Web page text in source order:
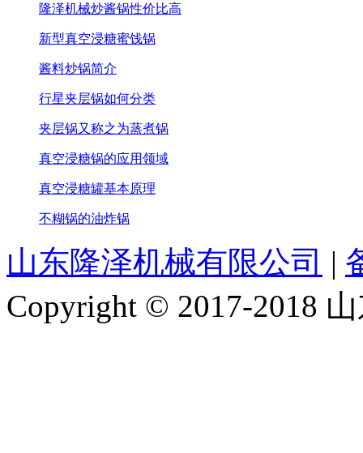
隆泽机械炒酱锅性价比高
新型真空浸糖蜜饯锅
酱料炒锅简介
行星夹层锅如何分类
夹层锅又称之为蒸煮锅
真空浸糖锅的应用领域
真空浸糖罐基本原理
不糊锅的油炸锅
山东隆泽机械有限公司 |
Copyright © 2017-2018